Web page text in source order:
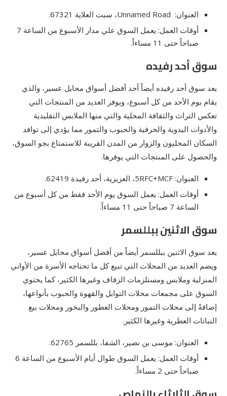
العنوان: Unnamed Road، سبت العلاية 67321.
أوقات العمل: يعمل السوق علي مدار الأسبوع من الساعة 7
صباحاً حتى 11 مساءاً.
سوق أحد رفيده
يعد سوق أحد رفيده أيضاً أحد أفضل أسواق محايل عسير، والذي
يقام يوم الأحد من كل أسبوع، ويوفر العديد من المنتجات التي
تعكس التراث والثقافة المحلية والتي منها الملابس التقليدية
والأدوات اليدوية والحرفية والحبوب والتمور مما يؤدي إلى توافد
السكان المحليون والزوار من المدن القريبة للاستمتاع بجو السوق،
والحصول على المنتجات التي يوفرها.
العنوان: 5RFC+MCF، العزيزية، أحد رفيدة 62419.
أوقات العمل: يعمل السوق يوم الأحد فقط من كل أسبوع من
الساعة 7 صباحاً حتى 11 مساءاً.
سوق الاثنين ببللسمر
يعد سوق الاثنين ببللسمر أيضاً من أفضل أسواق محايل عسير،
ويضم العديد من المحلات التي تبيع كل ما تحتاجه الأسرة من الأواني
المنزلية وملابس ومستلزمات الزفاف وغيرها الكثير، كما يحتوي
السوق على مجمعات محلات التوابل والقهوة والحبوب بأنواعها،
إضافةً إلى محلات التمور ومحلات العطور والبخور ومحلات بيع
النباتات العطرية وغيرها الكثير.
العنوان: موسى بن نصير، الشفا، بللسمر 62765.
أوقات العمل: يعمل السوق طوال أيام الأسبوع من الساعة 6
صباحاً حتى 2 مساءاً.